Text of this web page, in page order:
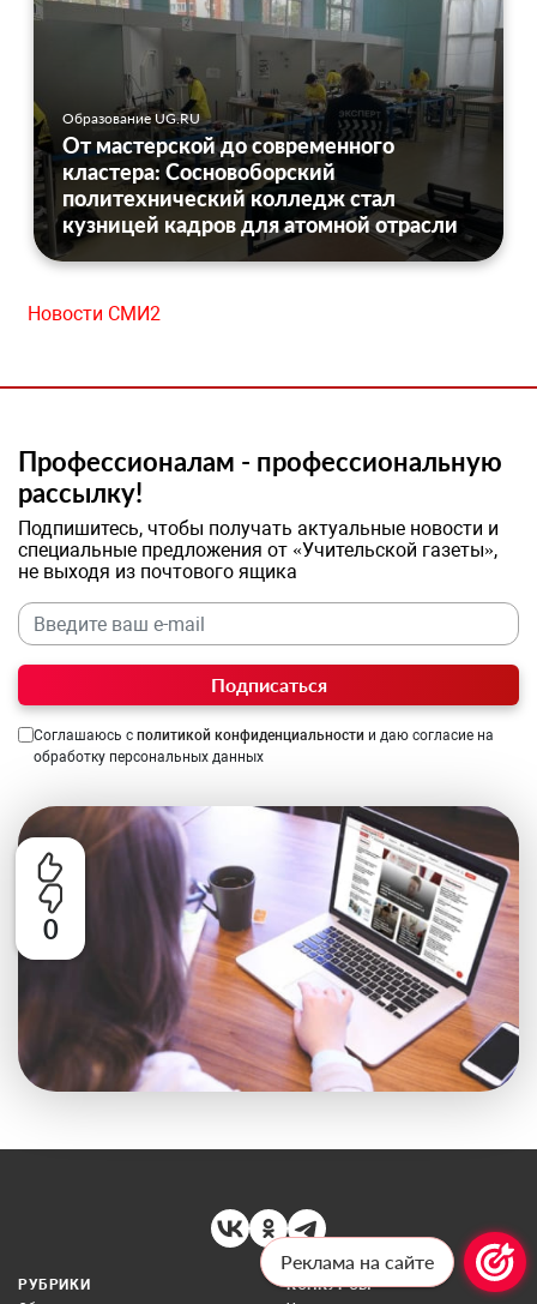
0
Образование UG.RU
От мастерской до современного
кластера: Сосновоборский
политехнический колледж стал
кузницей кадров для атомной отрасли
Новости СМИ2
Профессионалам - профессиональную
рассылку!
Подпишитесь, чтобы получать актуальные новости и
специальные предложения от «Учительской газеты»,
не выходя из почтового ящика
Подписаться
Соглашаюсь с политикой конфиденциальности и даю согласие на
обработку персональных данных
РУБРИКИ
КОНКУРСЫ
Реклама на сайте